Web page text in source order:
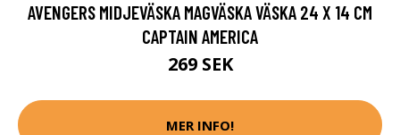
AVENGERS MIDJEVÄSKA MAGVÄSKA VÄSKA 24 X 14 CM
CAPTAIN AMERICA
269 SEK
MER INFO!